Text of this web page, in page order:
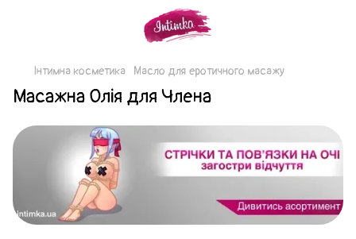
Інтимна косметика Масло для еротичного масажу
Масажна Олія для Члена